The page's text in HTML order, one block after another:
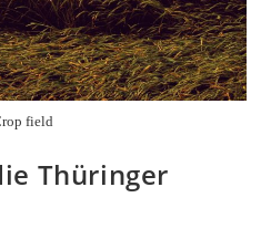
field
Thüringer